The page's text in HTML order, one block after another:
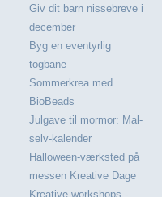
Giv dit barn nissebreve i
december
Byg en eventyrlig
togbane
Sommerkrea med
BioBeads
Julgave til mormor: Mal-
selv-kalender
Halloween-værksted på
messen Kreative Dage
Kreative workshops -